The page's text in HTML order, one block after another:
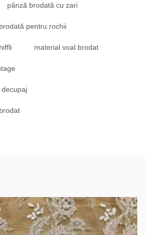
pânză brodată cu zari
pentru rochii
material voal brodat